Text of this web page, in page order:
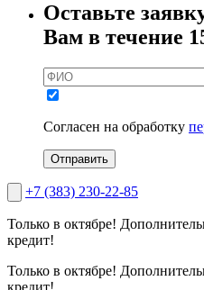
Оставьте
Вам в течение
Согласен на обработку
Отправить
+7 (383) 230-22-85
Только в октябре!
кредит!
Только в октябре!